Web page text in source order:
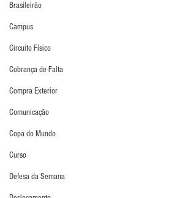
Brasileirão
Campus
Circuito Físico
Cobrança de Falta
Compra Exterior
Comunicação
Copa do Mundo
Curso
Defesa da Semana